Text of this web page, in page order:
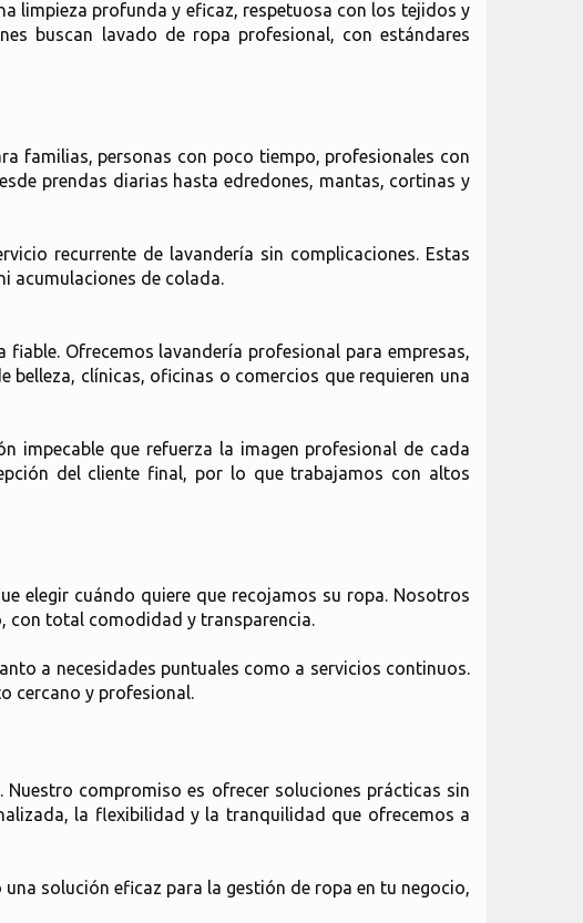
limpieza profunda y eficaz, respetuosa con los tejidos y
buscan lavado de ropa profesional, con estándares
familias, personas con poco tiempo, profesionales con
prendas diarias hasta edredones, mantas, cortinas y
recurrente de lavandería sin complicaciones. Estas
acumulaciones de colada.
Ofrecemos lavandería profesional para empresas,
clínicas, oficinas o comercios que requieren una
impecable que refuerza la imagen profesional de cada
del cliente final, por lo que trabajamos con altos
elegir cuándo quiere que recojamos su ropa. Nosotros
con total comodidad y transparencia.
a necesidades puntuales como a servicios continuos.
cercano y profesional.
compromiso es ofrecer soluciones prácticas sin
la flexibilidad y la tranquilidad que ofrecemos a
solución eficaz para la gestión de ropa en tu negocio,